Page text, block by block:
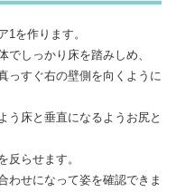
1を作ります。
しっかり床を踏みしめ、
っすぐ右の壁側を向くように
う床と垂直になるようお尻と
反らせます。
わせになって姿を確認できま